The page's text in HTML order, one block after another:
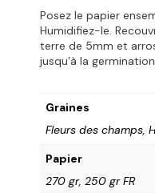
Posez le papier
Humidifiez-le.
terre de 5mm et
jusqu’à la
Graines
Fleurs des champs,
Papier
270 gr, 250 gr FR